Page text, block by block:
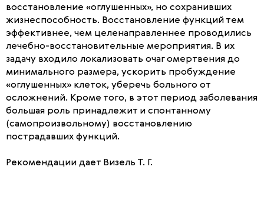
восстановление «оглушенных», но сохранивших
жизнеспособность. Восстановление функций тем
эффективнее, чем целенаправленнее проводились
лечебно-восстановительные мероприятия. В их
задачу входило локализовать очаг омертвения до
минимального размера, ускорить пробуждение
«оглушенных» клеток, уберечь больного от
осложнений. Кроме того, в этот период заболевания
большая роль принадлежит и спонтанному
(самопроизвольному) восстановлению
пострадавших функций.
Рекомендации дает Визель Т. Г.